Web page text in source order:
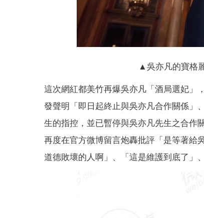
▲吳亦凡的寶格
這次網紅都美竹再爆吳亦凡「酒局選妃」
發聲明「即日起終止與吳亦凡合作關係」
生的指控，並已暫停與吳亦凡先生之合作
再度在官方微博留言炮轟批評「是等著給
道德敗壞的人啊」、「這是維護到底了」